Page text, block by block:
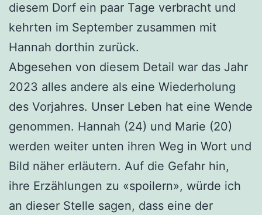
diesem Dorf ein paar Tage verbracht und
kehrten im September zusammen mit
Hannah dorthin zurück.
Abgesehen von diesem Detail war das Jahr
2023 alles andere als eine Wiederholung
des Vorjahres. Unser Leben hat eine Wende
genommen. Hannah (24) und Marie (20)
werden weiter unten ihren Weg in Wort und
Bild näher erläutern. Auf die Gefahr hin,
ihre Erzählungen zu «spoilern», würde ich
an dieser Stelle sagen, dass eine der